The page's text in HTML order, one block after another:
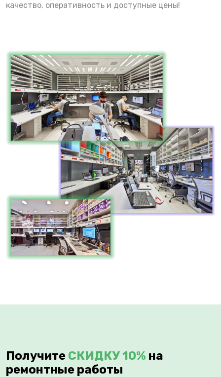
качество, оперативность и доступные цены!
Получите СКИДКУ 10% на
ремонтные работы